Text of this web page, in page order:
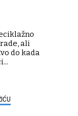
ali
do kada